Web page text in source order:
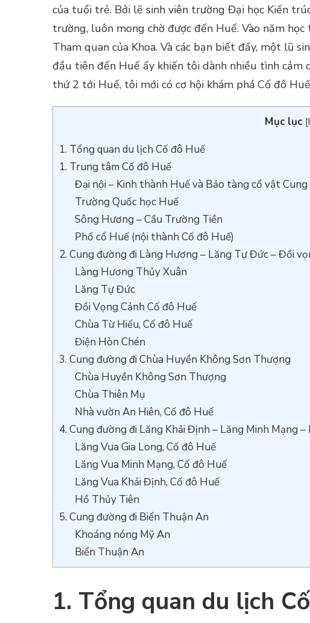
của tuổi trẻ. Bởi lẽ sinh viên trường Đại học Kiến
trường, luôn mong chờ được đến Huế. Vào năm
Tham quan của Khoa. Và các bạn biết đấy, một lũ
đầu tiên đến Huế ấy khiến tôi dành nhiều tình cảm
thứ 2 tới Huế, tôi mới có cơ hội khám phá Cố đô
Mục lục [
1. Tổng quan du lịch Cố đô Huế
1. Trung tâm Cố đô Huế
Đại nội – Kinh thành Huế và Bảo tàng cổ vật
Trường Quốc học Huế
Sông Hương – Cầu Trường Tiền
Phố cổ Huế (nội thành Cố đô Huế)
2. Cung đường đi Làng Hương – Lăng Tự Đức – Đồi
Làng Hương Thủy Xuân
Lăng Tự Đức
Đồi Vọng Cảnh Cố đô Huế
Chùa Từ Hiếu, Cố đô Huế
Điện Hòn Chén
3. Cung đường đi Chùa Huyền Không Sơn Thượng
Chùa Huyền Không Sơn Thượng
Chùa Thiên Mụ
Nhà vườn An Hiên, Cố đô Huế
4. Cung đường đi Lăng Khải Định – Lăng Minh Mạng –
Lăng Vua Gia Long, Cố đô Huế
Lăng Vua Minh Mạng, Cố đô Huế
Lăng Vua Khải Định, Cố đô Huế
Hồ Thủy Tiên
5. Cung đường đi Biển Thuận An
Khoáng nóng Mỹ An
Biển Thuận An
1. Tổng quan du lịch